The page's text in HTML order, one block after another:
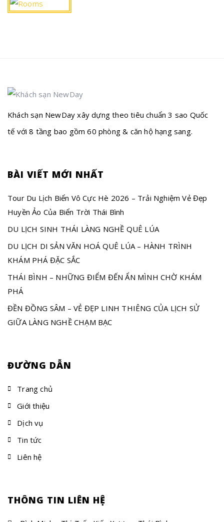
Khách sạn NewDay xây dựng theo tiêu chuẩn 3 sao Quốc
tế với 8 tầng bao gồm 60 phòng & căn hộ hạng sang.
BÀI VIẾT MỚI NHẤT
Tour Du Lịch Biển Vô Cực Hè 2026 – Trải Nghiệm Vẻ Đẹp
Huyền Ảo Của Biển Trời Thái Bình
DU LỊCH SINH THÁI LÀNG NGHỀ QUÊ LÚA
DU LỊCH DI SẢN VĂN HOÁ QUÊ LÚA – HÀNH TRÌNH
KHÁM PHÁ ĐẶC SẮC
THÁI BÌNH – NHỮNG ĐIỂM ĐẾN ẨN MÌNH CHỜ KHÁM
PHÁ
ĐỀN ĐỒNG SÂM – VẺ ĐẸP LINH THIÊNG CỦA LỊCH SỬ
GIỮA LÀNG NGHỀ CHẠM BẠC
ĐƯỜNG DẪN
Trang chủ
Giới thiệu
Dịch vụ
Tin tức
Liên hệ
THÔNG TIN LIÊN HỆ